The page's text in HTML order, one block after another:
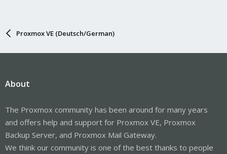
Proxmox VE (Deutsch/German)
About
The Proxmox community has been around for many years
and offers help and support for Proxmox VE, Proxmox
Backup Server, and Proxmox Mail Gateway.
We think our community is one of the best thanks to people